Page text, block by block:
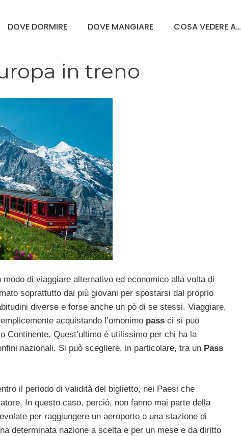
DOVE DORMIRE DOVE MANGIARE COSA VEDERE A…
in treno
di viaggiare alternativo ed economico alla volta di
soprattutto dai più giovani per spostarsi dal proprio
diverse e forse anche un pò di se stessi. Viaggiare,
acquistando l’omonimo pass ci si può
Continente. Quest’ultimo è utilissimo per chi ha la
nazionali. Si può scegliere, in particolare, tra un Pass
il periodo di validità del biglietto, nei Paesi che
In questo caso, perciò, non fanno mai parte della
per raggiungere un aeroporto o una stazione di
determinata nazione a scelta e per un mese e da diritto